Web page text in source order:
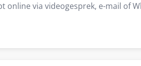
online via videogesprek, e-mail of